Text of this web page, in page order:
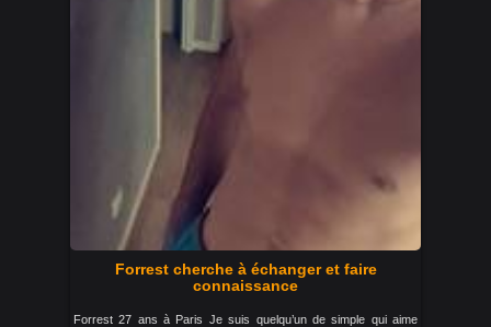
Forrest cherche à échanger et faire
connaissance
Forrest 27 ans à Paris Je suis quelqu’un de simple qui aime